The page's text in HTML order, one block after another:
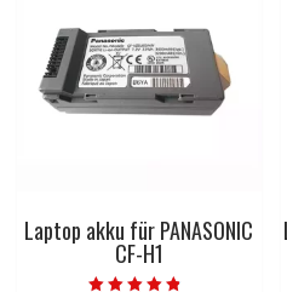
Laptop akku für PANASONIC
CF-H1